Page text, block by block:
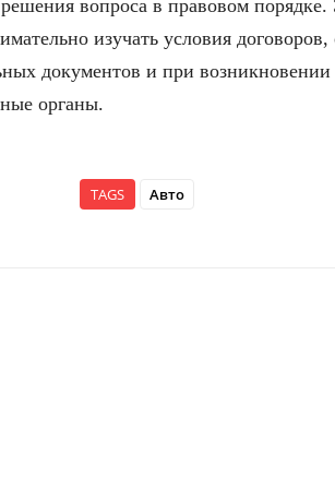
решения вопроса в правовом
изучать условия
документов и при возникновении
органы.
TAGS Авто